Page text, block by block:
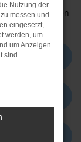
CO2-Emissionen
A-A.
Nutzung der
messen und
eingesetzt,
werden, um
um Anzeigen
sind.